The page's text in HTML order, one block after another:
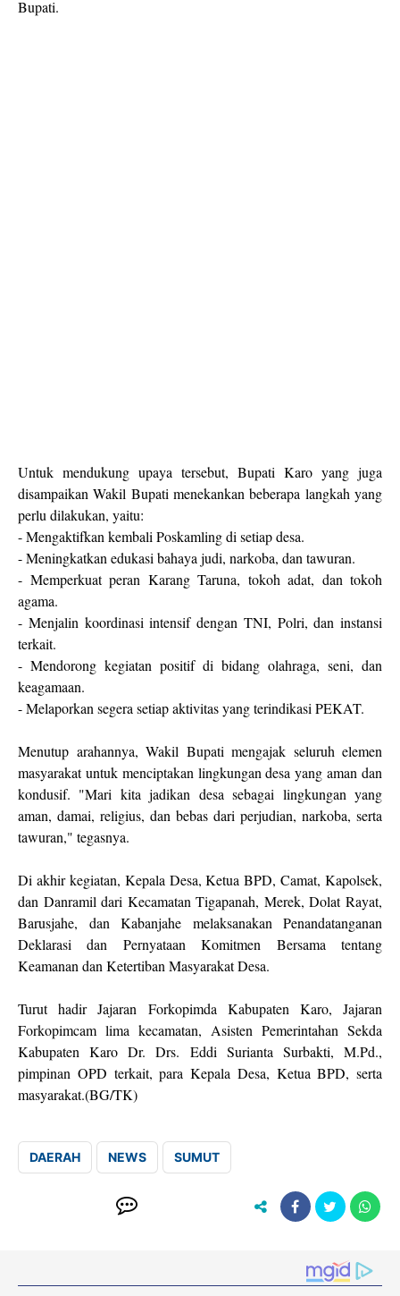
Bupati.
Untuk mendukung upaya tersebut, Bupati Karo yang juga
disampaikan Wakil Bupati menekankan beberapa langkah yang
perlu dilakukan, yaitu:
- Mengaktifkan kembali Poskamling di setiap desa.
- Meningkatkan edukasi bahaya judi, narkoba, dan tawuran.
- Memperkuat peran Karang Taruna, tokoh adat, dan tokoh
agama.
- Menjalin koordinasi intensif dengan TNI, Polri, dan instansi
terkait.
- Mendorong kegiatan positif di bidang olahraga, seni, dan
keagamaan.
- Melaporkan segera setiap aktivitas yang terindikasi PEKAT.
Menutup arahannya, Wakil Bupati mengajak seluruh elemen
masyarakat untuk menciptakan lingkungan desa yang aman dan
kondusif. "Mari kita jadikan desa sebagai lingkungan yang
aman, damai, religius, dan bebas dari perjudian, narkoba, serta
tawuran," tegasnya.
Di akhir kegiatan, Kepala Desa, Ketua BPD, Camat, Kapolsek,
dan Danramil dari Kecamatan Tigapanah, Merek, Dolat Rayat,
Barusjahe, dan Kabanjahe melaksanakan Penandatanganan
Deklarasi dan Pernyataan Komitmen Bersama tentang
Keamanan dan Ketertiban Masyarakat Desa.
Turut hadir Jajaran Forkopimda Kabupaten Karo, Jajaran
Forkopimcam lima kecamatan, Asisten Pemerintahan Sekda
Kabupaten Karo Dr. Drs. Eddi Surianta Surbakti, M.Pd.,
pimpinan OPD terkait, para Kepala Desa, Ketua BPD, serta
masyarakat.(BG/TK)
DAERAH NEWS SUMUT